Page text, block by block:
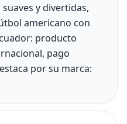
y divertidas,
americano con
producto
pago
por su marca: